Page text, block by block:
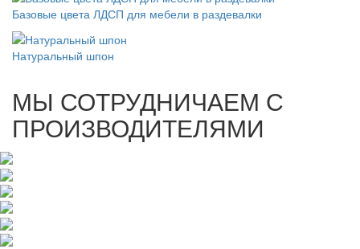
Базовые цвета ЛДСП для мебели в раздевалки
Натуральный шпон
МЫ СОТРУДНИЧАЕМ С
ПРОИЗВОДИТЕЛЯМИ